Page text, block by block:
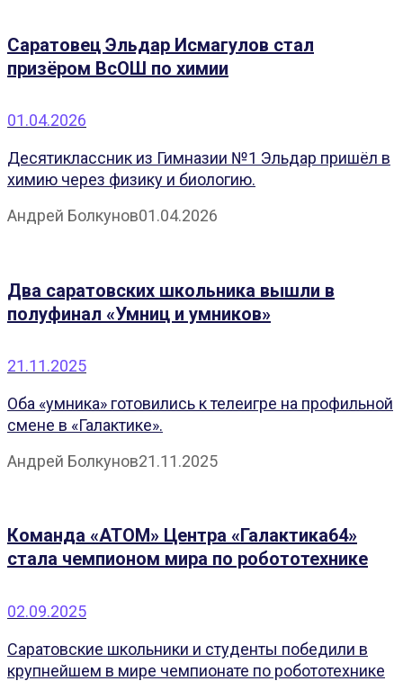
Саратовец Эльдар Исмагулов стал
призёром ВсОШ по химии
01.04.2026
Десятиклассник из Гимназии №1 Эльдар пришёл в
химию через физику и биологию.
Андрей Болкунов01.04.2026
Два саратовских школьника вышли в
полуфинал «Умниц и умников»
21.11.2025
Оба «умника» готовились к телеигре на профильной
смене в «Галактике».
Андрей Болкунов21.11.2025
Команда «АТОМ» Центра «Галактика64»
стала чемпионом мира по робототехнике
02.09.2025
Саратовские школьники и студенты победили в
крупнейшем в мире чемпионате по робототехнике